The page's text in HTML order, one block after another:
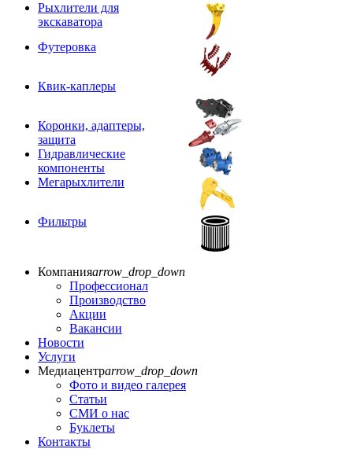
Рыхлители для
экскаватора
Футеровка
Квик-каплеры
Коронки, адаптеры,
защита
Гидравлические
компоненты
Мегарыхлители
Фильтры
Компанияarrow_drop_down
Профессионал
Производство
Акции
Вакансии
Новости
Услуги
Медиацентрarrow_drop_down
Фото и видео галерея
Статьи
СМИ о нас
Буклеты
Контакты